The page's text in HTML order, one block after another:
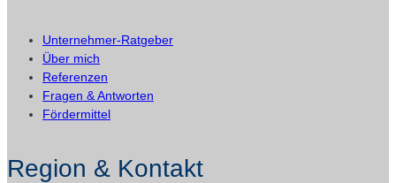
Unternehmer-Ratgeber
Über mich
Referenzen
Fragen & Antworten
Fördermittel
Region & Kontakt